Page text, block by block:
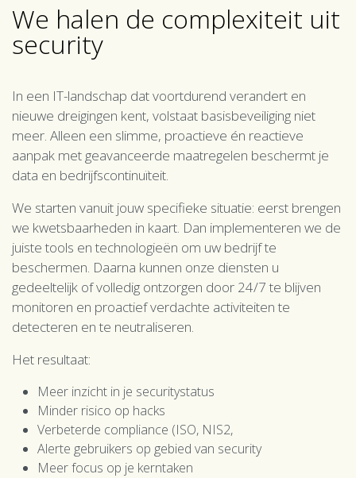
We halen de complexiteit uit
security
In een IT-landschap dat voortdurend verandert en
nieuwe dreigingen kent, volstaat basisbeveiliging niet
meer. Alleen een slimme, proactieve én reactieve
aanpak met geavanceerde maatregelen beschermt je
data en bedrijfscontinuïteit.
We starten vanuit jouw specifieke situatie: eerst brengen
we kwetsbaarheden in kaart. Dan implementeren we de
juiste tools en technologieën om uw bedrijf te
beschermen. Daarna kunnen onze diensten u
gedeeltelijk of volledig ontzorgen door 24/7 te blijven
monitoren en proactief verdachte activiteiten te
detecteren en te neutraliseren.
Het resultaat:
Meer inzicht in je securitystatus
Minder risico op hacks
Verbeterde compliance (ISO, NIS2,
Alerte gebruikers op gebied van security
Meer focus op je kerntaken